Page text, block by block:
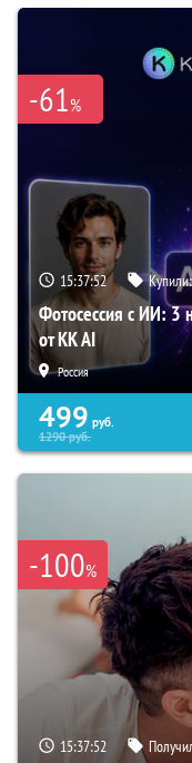
-61%
15:37:51
Фотосессия с ИИ: 3
от KK AI
Россия
499 руб.
1290руб.
-100%
15:37:51